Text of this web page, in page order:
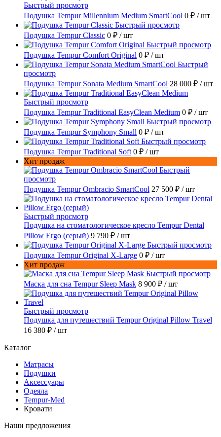
Быстрый просмотр
Подушка Tempur Millennium Medium SmartCool 0 ₽ / шт
Быстрый просмотр
Подушка Tempur Classic 0 ₽ / шт
Быстрый просмотр
Подушка Tempur Comfort Original 0 ₽ / шт
Быстрый
просмотр
Подушка Tempur Sonata Medium SmartCool 28 000 ₽ / шт
Быстрый просмотр
Подушка Tempur Traditional EasyClean Medium 0 ₽ / шт
Быстрый просмотр
Подушка Tempur Symphony Small 0 ₽ / шт
Быстрый просмотр
Подушка Tempur Traditional Soft 0 ₽ / шт
Хит продаж
Быстрый
просмотр
Подушка Tempur Ombracio SmartCool 27 500 ₽ / шт
Быстрый просмотр
Подушка на стоматологическое кресло Tempur Dental
Pillow Ergo (серый) 9 790 ₽ / шт
Быстрый просмотр
Подушка Tempur Original X-Large 0 ₽ / шт
Хит продаж
Быстрый просмотр
Маска для сна Tempur Sleep Mask 8 900 ₽ / шт
Быстрый просмотр
Подушка для путешествий Tempur Original Pillow Travel
16 380 ₽ / шт
Каталог
Матрасы
Подушки
Аксессуары
Одеяла
Tempur-Med
Кровати
Наши предложения